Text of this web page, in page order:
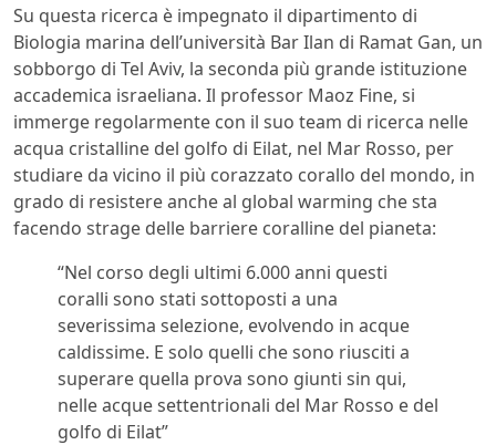
Su questa ricerca è impegnato il dipartimento di
Biologia marina dell’università Bar Ilan di Ramat Gan, un
sobborgo di Tel Aviv, la seconda più grande istituzione
accademica israeliana. Il professor Maoz Fine, si
immerge regolarmente con il suo team di ricerca nelle
acqua cristalline del golfo di Eilat, nel Mar Rosso, per
studiare da vicino il più corazzato corallo del mondo, in
grado di resistere anche al global warming che sta
facendo strage delle barriere coralline del pianeta:
“Nel corso degli ultimi 6.000 anni questi
coralli sono stati sottoposti a una
severissima selezione, evolvendo in acque
caldissime. E solo quelli che sono riusciti a
superare quella prova sono giunti sin qui,
nelle acque settentrionali del Mar Rosso e del
golfo di Eilat”